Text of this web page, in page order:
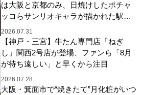
は大阪と京都のみ、日焼けしたポチャ
ッコらサンリオキャラが描かれた駅弁
やグッズが登場
2026.07.31
【神戸・三宮】牛たん専門店「ねぎ
し」関西2号店が登場、ファンら「8月
が待ち遠しい」と早くから注目
2026.07.28
大阪・箕面市で“焼きたて”月化粧がいつ